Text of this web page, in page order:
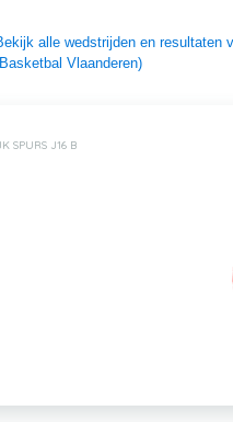
alle wedstrijden en resultaten
Vlaanderen)
SPURS J16 B